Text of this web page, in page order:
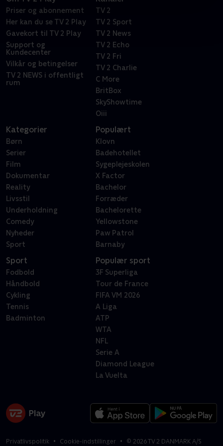
Priser og abonnement
Her kan du se TV 2 Play
Gavekort til TV 2 Play
Support og
Kundecenter
Vilkår og betingelser
TV 2 NEWS i offentligt
rum
TV 2
TV 2 Sport
TV 2 News
TV 2 Echo
TV 2 Fri
TV 2 Charlie
C More
BritBox
SkyShowtime
Oiii
Kategorier
Børn
Serier
Film
Dokumentar
Reality
Livsstil
Underholdning
Comedy
Nyheder
Sport
Populært
Klovn
Badehotellet
Sygeplejeskolen
X Factor
Bachelor
Forræder
Bachelorette
Yellowstone
Paw Patrol
Barnaby
Sport
Fodbold
Håndbold
Cykling
Tennis
Badminton
Populær sport
3F Superliga
Tour de France
FIFA VM 2026
A Liga
ATP
WTA
NFL
Serie A
Diamond League
La Vuelta
Privatlivspolitik Cookie-indstillinger © 2026TV 2 DANMARK A/S